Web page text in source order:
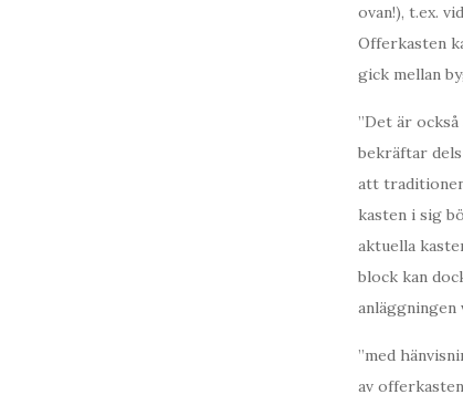
ovan!), t.ex.
Offerkasten
gick mellan
”Det är
bekräftar
att
kasten i sig
aktuella
block kan
”med
av